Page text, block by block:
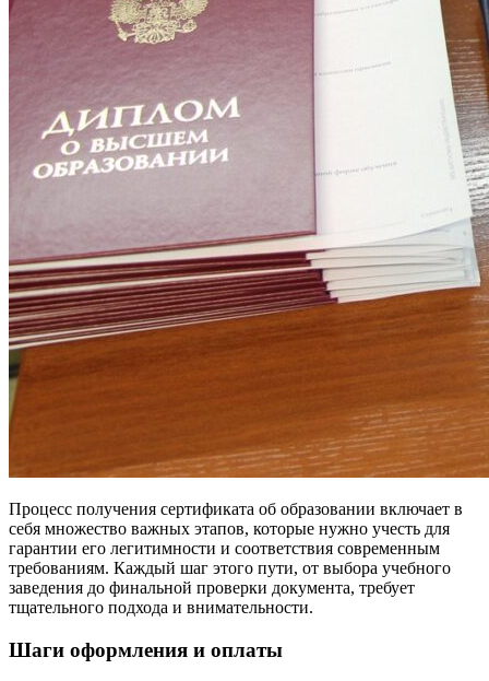
Процесс получения сертификата об образовании включает в
себя множество важных этапов, которые нужно учесть для
гарантии его легитимности и соответствия современным
требованиям. Каждый шаг этого пути, от выбора учебного
заведения до финальной проверки документа, требует
тщательного подхода и внимательности.
Шаги оформления и оплаты